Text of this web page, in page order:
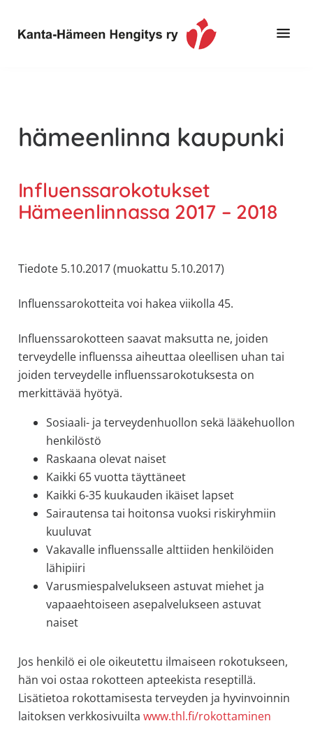
pääsisältöön
alatunnisteeseen
Hengitys
ry
erityisesti
jos
koskettaa
astma,
keuhkoahtaumatauti,uniapnea,
huono
tai
K-
H
Hengitys
ry
hämeenlinna kaupunki
Influenssarokotukset
Hämeenlinnassa 2017 – 2018
Tiedote 5.10.2017 (muokattu 5.10.2017)
Influenssarokotteita voi hakea viikolla 45.
Influenssarokotteen saavat maksutta ne, joiden
terveydelle influenssa aiheuttaa oleellisen uhan tai
joiden terveydelle influenssarokotuksesta on
merkittävää hyötyä.
Sosiaali- ja terveydenhuollon sekä lääkehuollon
henkilöstö
Raskaana olevat naiset
Kaikki 65 vuotta täyttäneet
Kaikki 6-35 kuukauden ikäiset lapset
Sairautensa tai hoitonsa vuoksi riskiryhmiin
kuuluvat
Vakavalle influenssalle alttiiden henkilöiden
lähipiiri
Varusmiespalvelukseen astuvat miehet ja
vapaaehtoiseen asepalvelukseen astuvat
naiset
Jos henkilö ei ole oikeutettu ilmaiseen rokotukseen,
hän voi ostaa rokotteen apteekista reseptillä.
Lisätietoa rokottamisesta terveyden ja hyvinvoinnin
laitoksen verkkosivuilta www.thl.fi/rokottaminen